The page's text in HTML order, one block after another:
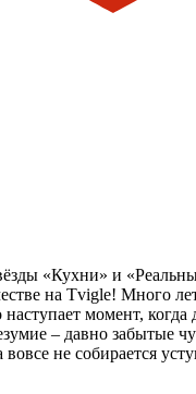
«Кухни» и
на Tvigle! Много
момент,
– давно
не собирается